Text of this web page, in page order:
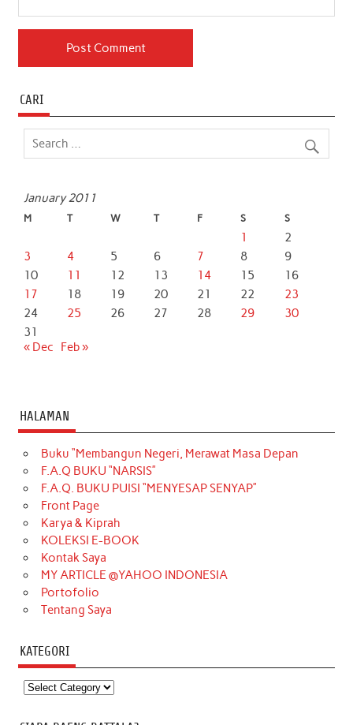
CARI
January 2011
M T W T F S S
1
2
3
4 5 6 7 8
9
10
11 12 13 14 15
16
17
18 19 20 21 22
23
24
25 26 27 28 29
30
31
« Dec
Feb »
HALAMAN
Buku “Membangun Negeri, Merawat Masa Depan
F.A.Q BUKU “NARSIS”
F.A.Q. BUKU PUISI “MENYESAP SENYAP”
Front Page
Karya & Kiprah
KOLEKSI E-BOOK
Kontak Saya
MY ARTICLE @YAHOO INDONESIA
Portofolio
Tentang Saya
KATEGORI
Kategori